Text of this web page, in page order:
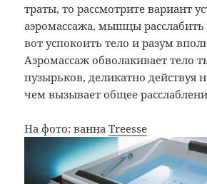
траты, то рассмотрите вариант
аэромассажа, мышцы
вот успокоить тело и разум
Аэромассаж обволакивает тело
пузырьков, деликатно действуя
чем вызывает общее
На фото: ваннаTreesse